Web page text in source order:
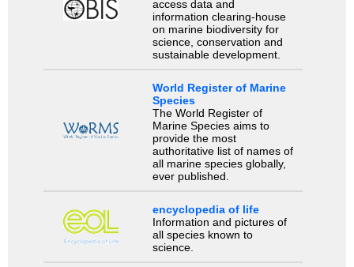
access data and
information clearing-house
on marine biodiversity for
science, conservation and
sustainable development.
World Register of Marine
Species
The World Register of
Marine Species aims to
provide the most
authoritative list of names of
all marine species globally,
ever published.
encyclopedia of life
Information and pictures of
all species known to
science.